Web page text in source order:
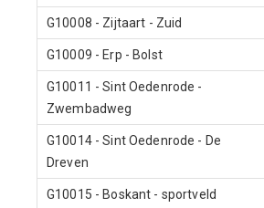
G10008 - Zijtaart - Zuid
G10009 - Erp - Bolst
G10011 - Sint Oedenrode -
Zwembadweg
G10014 - Sint Oedenrode - De
Dreven
G10015 - Boskant - sportveld